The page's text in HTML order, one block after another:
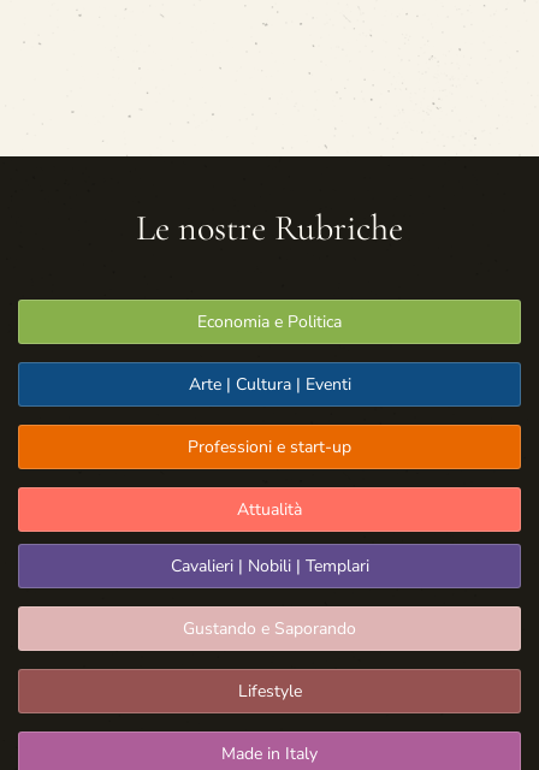
Le nostre Rubriche
Economia e Politica
Arte | Cultura | Eventi
Professioni e start-up
Attualità
Cavalieri | Nobili | Templari
Gustando e Saporando
Lifestyle
Made in Italy